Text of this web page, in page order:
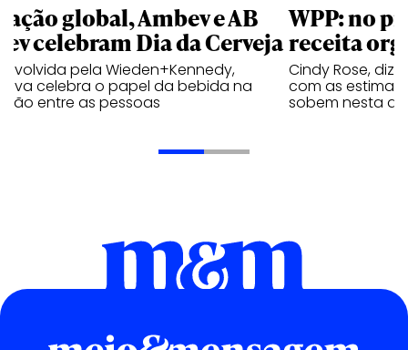
ação global, Ambev e AB
celebram Dia da Cerveja
pela Wieden+Kennedy,
celebra o papel da bebida na
entre as pessoas
WPP: no
receita
Cindy Rose, diz
com as
sobem nesta